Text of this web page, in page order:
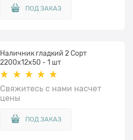
ПОД ЗАКАЗ
Наличник гладкий 2 Сорт
2200x12х50 - 1 шт
Свяжитесь с нами насчет
цены
ПОД ЗАКАЗ